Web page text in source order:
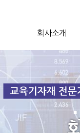
회사소개